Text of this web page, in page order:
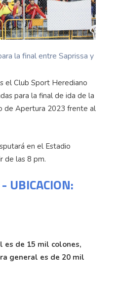
la final entre Saprissa y
el Club Sport Herediano
para la final de ida de la
de Apertura 2023 frente al
en el Estadio
de las 8 pm.
UBICACION:
es de 15 mil colones,
general es de 20 mil